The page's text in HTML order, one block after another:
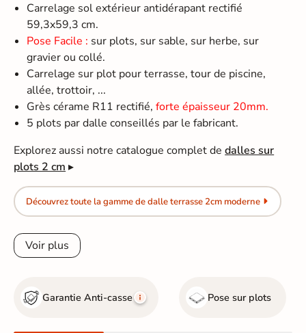
Carrelage sol extérieur antidérapant rectifié
59,3x59,3 cm.
Pose Facile : sur plots, sur sable, sur herbe, sur
gravier ou collé.
Carrelage sur plot pour terrasse, tour de piscine,
allée, trottoir, ...
Grès cérame R11 rectifié,forte épaisseur 20mm.
5 plots par dalle conseillés par le fabricant.
Explorez aussi notre catalogue complet dedalles sur
plots 2 cm ▸
Découvrez toute la gamme de dalle terrasse 2cm moderne
Voir plus
Garantie Anti-casse Pose sur plots